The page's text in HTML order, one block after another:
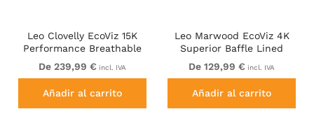
Leo Clovelly EcoViz 15K
Performance Breathable
Anorak
De 239,99 € incl. IVA
Añadir al carrito
Leo Marwood EcoViz 4K
Superior Baffle Lined
Anorak
De 129,99 € incl. IVA
Añadir al carrito